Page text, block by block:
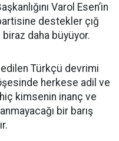
Varol Esen’in
destekler çığ
daha büyüyor.
edilen Türkçü devrimi
herkese adil ve
kimsenin inanç ve
bir barış